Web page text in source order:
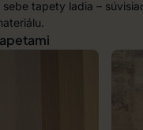
tapety ladia –